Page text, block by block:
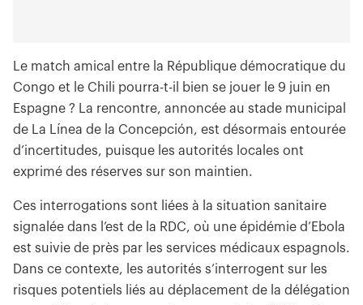
Le match amical entre la République démocratique du
Congo et le Chili pourra-t-il bien se jouer le 9 juin en
Espagne ? La rencontre, annoncée au stade municipal
de La Línea de la Concepción, est désormais entourée
d’incertitudes, puisque les autorités locales ont
exprimé des réserves sur son maintien.
Ces interrogations sont liées à la situation sanitaire
signalée dans l’est de la RDC, où une épidémie d’Ebola
est suivie de près par les services médicaux espagnols.
Dans ce contexte, les autorités s’interrogent sur les
risques potentiels liés au déplacement de la délégation